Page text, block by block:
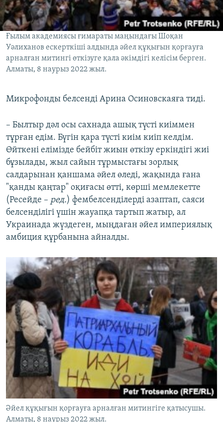
Ғылым академиясы ғимараты маңындағы Шоқан
Уәлиханов ескерткіші алдында әйел құқығын қорғауға
арналған митингі өткізуге қала әкімдігі келісім берген.
Алматы, 8 наурыз 2022 жыл.
Микрофонды белсенді Арина Осиновскаяға тиді.
– Былтыр дәл осы сахнада ашық түсті киіммен
тұрған едім. Бүгін қара түсті киім киіп келдім.
Өйткені елімізде бейбіт жиын өткізу еркіндігі жиі
бұзылады, жыл сайын тұрмыстағы зорлық
салдарынан қаншама әйел өледі, жақында ғана
"қанды қаңтар" оқиғасы өтті, көрші мемлекетте
(Ресейде – ред.) фембелсенділерді азаптап, саяси
белсенділігі үшін жауапқа тартып жатыр, ал
Украинада жүздеген, мыңдаған әйел империялық
амбиция құрбанына айналды.
Әйел құқығын қорғауға арналған митингіге қатысушы.
Алматы, 8 наурыз 2022 жыл.